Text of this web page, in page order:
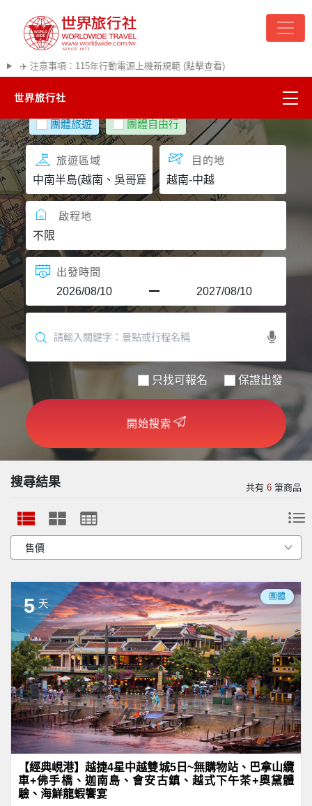
✈️ 注意事項：115年行動電源上機新規範 (點擊查看)
世界旅行社
精彩越南
熱門韓國
超夯日本
悠遊美加
遊輪河輪
世界臻旅
中東非洲
歐洲之旅
頂尖世界
二人成行
團體旅遊 團體自由行
旅遊區域 目的地
啟程地
出發時間
只找可報名 保證出發
開始搜索
搜尋結果 共有 6 筆商品
5 天
團體
【經典峴港】越捷4星中越雙城5日~無購物站、巴拿山纜
車+佛手橋、迦南島、會安古鎮、越式下午茶+奧黛體
驗、海鮮龍蝦饗宴